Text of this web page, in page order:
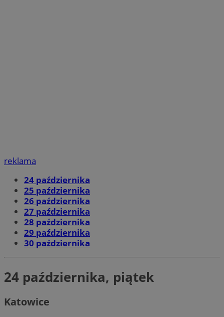
reklama
24 października
25 października
26 października
27 października
28 października
29 października
30 października
24 października, piątek
Katowice